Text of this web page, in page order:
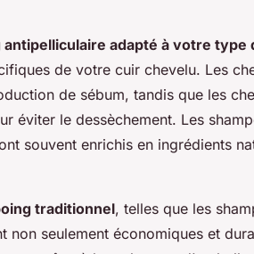
antipelliculaire adapté à votre type
de votre cuir chevelu. Les
de sébum, tandis que les
éviter le dessèchement. Les
souvent enrichis en ingrédients
traditionnel, telles que les
non seulement économiques et